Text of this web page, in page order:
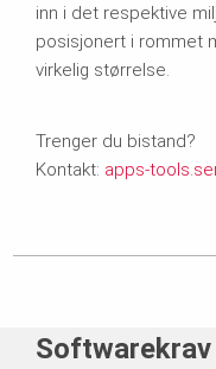
inn i det respektive
posisjonert i rommet
virkelig størrelse.
Trenger du bistand?
Kontakt: apps-
Softwarekrav